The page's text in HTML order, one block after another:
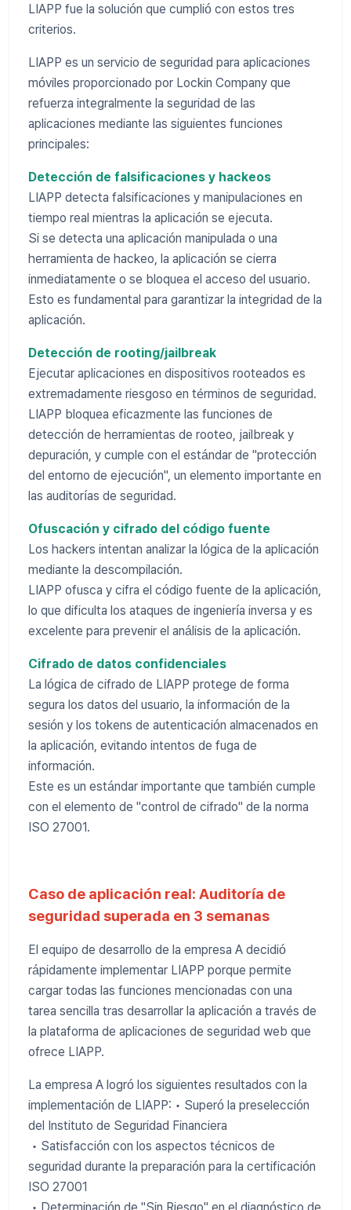
LIAPP fue la solución que cumplió con estos tres
criterios.
LIAPP es un servicio de seguridad para aplicaciones
móviles proporcionado por Lockin Company que
refuerza integralmente la seguridad de las
aplicaciones mediante las siguientes funciones
principales:
Detección de falsificaciones y hackeos
LIAPP detecta falsificaciones y manipulaciones en
tiempo real mientras la aplicación se ejecuta.
Si se detecta una aplicación manipulada o una
herramienta de hackeo, la aplicación se cierra
inmediatamente o se bloquea el acceso del usuario.
Esto es fundamental para garantizar la integridad de la
aplicación.
Detección de rooting/jailbreak
Ejecutar aplicaciones en dispositivos rooteados es
extremadamente riesgoso en términos de seguridad.
LIAPP bloquea eficazmente las funciones de
detección de herramientas de rooteo, jailbreak y
depuración, y cumple con el estándar de "protección
del entorno de ejecución", un elemento importante en
las auditorías de seguridad.
Ofuscación y cifrado del código fuente
Los hackers intentan analizar la lógica de la aplicación
mediante la descompilación.
LIAPP ofusca y cifra el código fuente de la aplicación,
lo que dificulta los ataques de ingeniería inversa y es
excelente para prevenir el análisis de la aplicación.
Cifrado de datos confidenciales
La lógica de cifrado de LIAPP protege de forma
segura los datos del usuario, la información de la
sesión y los tokens de autenticación almacenados en
la aplicación, evitando intentos de fuga de
información.
Este es un estándar importante que también cumple
con el elemento de "control de cifrado" de la norma
ISO 27001.
Caso de aplicación real: Auditoría de
seguridad superada en 3 semanas
El equipo de desarrollo de la empresa A decidió
rápidamente implementar LIAPP porque permite
cargar todas las funciones mencionadas con una
tarea sencilla tras desarrollar la aplicación a través de
la plataforma de aplicaciones de seguridad web que
ofrece LIAPP.
La empresa A logró los siguientes resultados con la
implementación de LIAPP: • Superó la preselección
del Instituto de Seguridad Financiera
• Satisfacción con los aspectos técnicos de
seguridad durante la preparación para la certificación
ISO 27001
• Determinación de "Sin Riesgo" en el diagnóstico de